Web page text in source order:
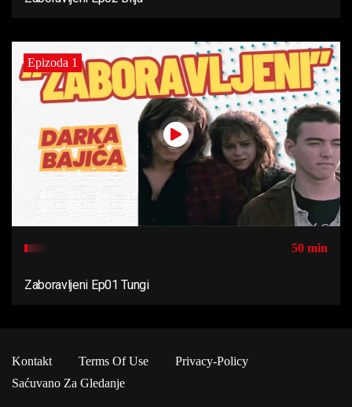
Epizoda 1
50 min
Zaboravljeni Ep01 Tungi
Kontakt Terms Of Use
Privacy-Policy
Saćuvano Za Gledanje